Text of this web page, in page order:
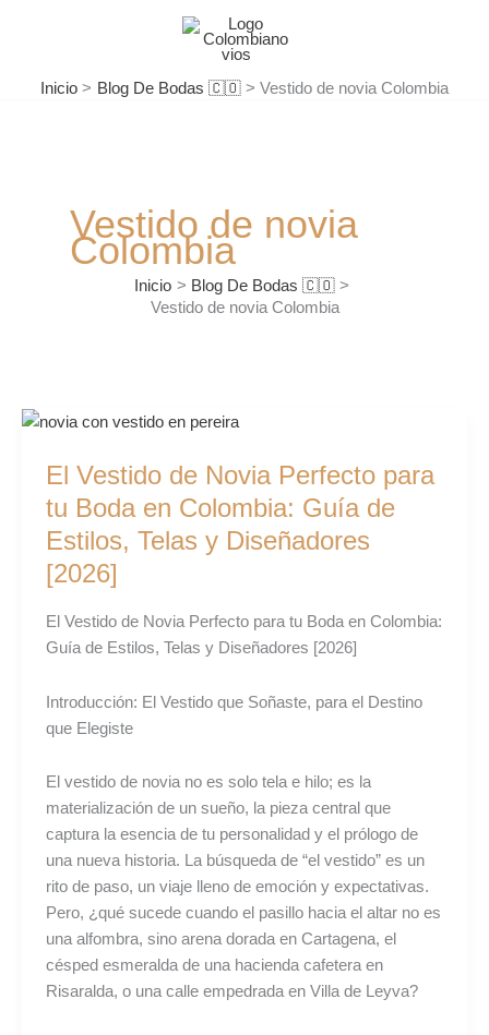
Inicio
Blog De Bodas 🇨🇴 Vestido de novia Colombia
Vestido de novia
Colombia
Inicio
Blog De Bodas 🇨🇴
Vestido de novia Colombia
El Vestido de Novia Perfecto para
tu Boda en Colombia: Guía de
Estilos, Telas y Diseñadores
[2026]
El Vestido de Novia Perfecto para tu Boda en Colombia:
Guía de Estilos, Telas y Diseñadores [2026]
Introducción: El Vestido que Soñaste, para el Destino
que Elegiste
El vestido de novia no es solo tela e hilo; es la
materialización de un sueño, la pieza central que
captura la esencia de tu personalidad y el prólogo de
una nueva historia. La búsqueda de “el vestido” es un
rito de paso, un viaje lleno de emoción y expectativas.
Pero, ¿qué sucede cuando el pasillo hacia el altar no es
una alfombra, sino arena dorada en Cartagena, el
césped esmeralda de una hacienda cafetera en
Risaralda, o una calle empedrada en Villa de Leyva?
El
de
Novia
para
tu
en
Colombia:
de
Estilos,
y
Diseñadores
[2026]